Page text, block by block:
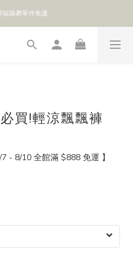
免運
袋🎁單件免運
買!輕涼飄飄褲
- 8/10 全館滿 $888 免運 】